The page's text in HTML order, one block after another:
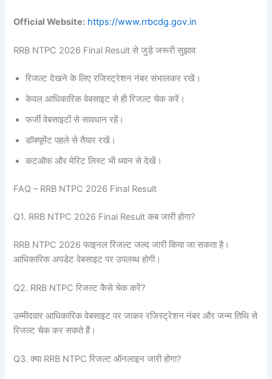
Official Website: https://www.rrbcdg.gov.in
RRB NTPC 2026 Final Result से जुड़े जरूरी सुझाव
रिजल्ट देखने के लिए रजिस्ट्रेशन नंबर संभालकर रखें।
केवल आधिकारिक वेबसाइट से ही रिजल्ट चेक करें।
फर्जी वेबसाइटों से सावधान रहें।
डॉक्यूमेंट पहले से तैयार रखें।
कटऑफ और मेरिट लिस्ट भी ध्यान से देखें।
FAQ – RRB NTPC 2026 Final Result
Q1. RRB NTPC 2026 Final Result कब जारी होगा?
RRB NTPC 2026 फाइनल रिजल्ट जल्द जारी किया जा सकता है।
आधिकारिक अपडेट वेबसाइट पर उपलब्ध होगी।
Q2. RRB NTPC रिजल्ट कैसे चेक करें?
उम्मीदवार आधिकारिक वेबसाइट पर जाकर रजिस्ट्रेशन नंबर और जन्म तिथि से
रिजल्ट चेक कर सकते हैं।
Q3. क्या RRB NTPC रिजल्ट ऑनलाइन जारी होगा?